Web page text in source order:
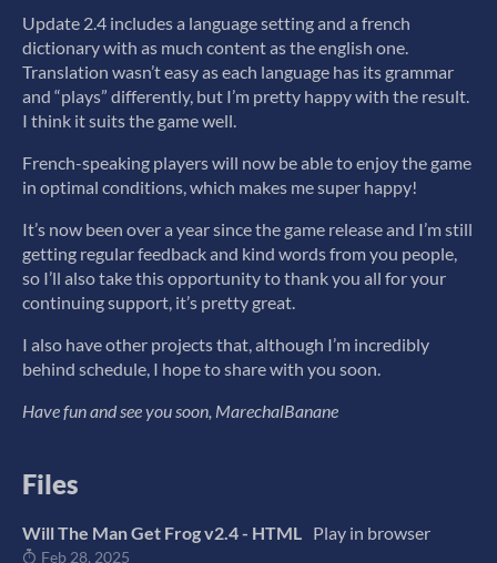
Update 2.4 includes a language setting and a french
dictionary with as much content as the english one.
Translation wasn’t easy as each language has its grammar
and “plays” differently, but I’m pretty happy with the result.
I think it suits the game well.
French-speaking players will now be able to enjoy the game
in optimal conditions, which makes me super happy!
It’s now been over a year since the game release and I’m still
getting regular feedback and kind words from you people,
so I’ll also take this opportunity to thank you all for your
continuing support, it’s pretty great.
I also have other projects that, although I’m incredibly
behind schedule, I hope to share with you soon.
Have fun and see you soon, MarechalBanane
Files
Will The Man Get Frog v2.4 - HTML Play in browser
Feb 28, 2025